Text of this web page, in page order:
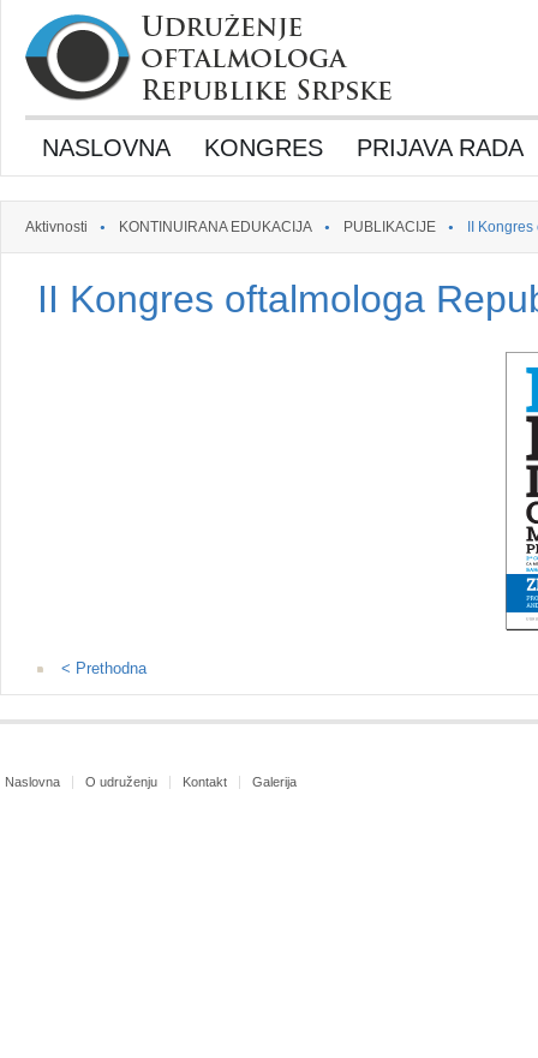
NASLOVNA KONGRES PRIJAVA RADA
Aktivnosti KONTINUIRANA EDUKACIJA PUBLIKACIJE II
II Kongres oftalmologa
< Prethodna
Naslovna O udruženju Kontakt Galerija